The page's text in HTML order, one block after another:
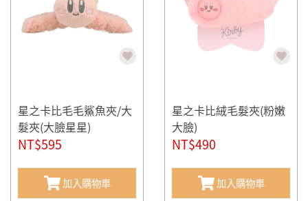
星之卡比毛毛鯊魚夾/大
髮夾(大臉星星)
NT$595
加入購物車
星之卡比絨毛髮夾(粉嫩
大臉)
NT$490
加入購物車